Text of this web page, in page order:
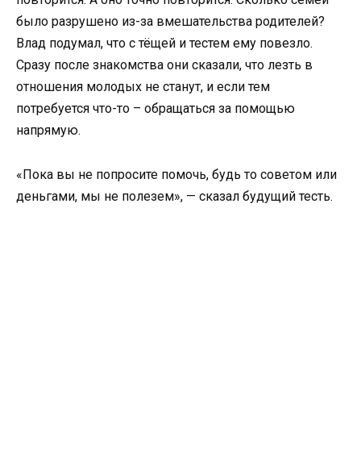
было разрушено из-за вмешательства родителей?
Влад подумал, что с тёщей и тестем ему повезло.
Сразу после знакомства они сказали, что лезть в
отношения молодых не станут, и если тем
потребуется что-то – обращаться за помощью
напрямую.
«Пока вы не попросите помочь, будь то советом или
деньгами, мы не полезем», — сказал будущий тесть.